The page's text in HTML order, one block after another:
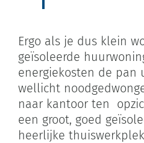
Ergo als je dus klein
geïsoleerde
energiekosten de pan
wellicht
naar kantoor ten
een groot, goed
heerlijke